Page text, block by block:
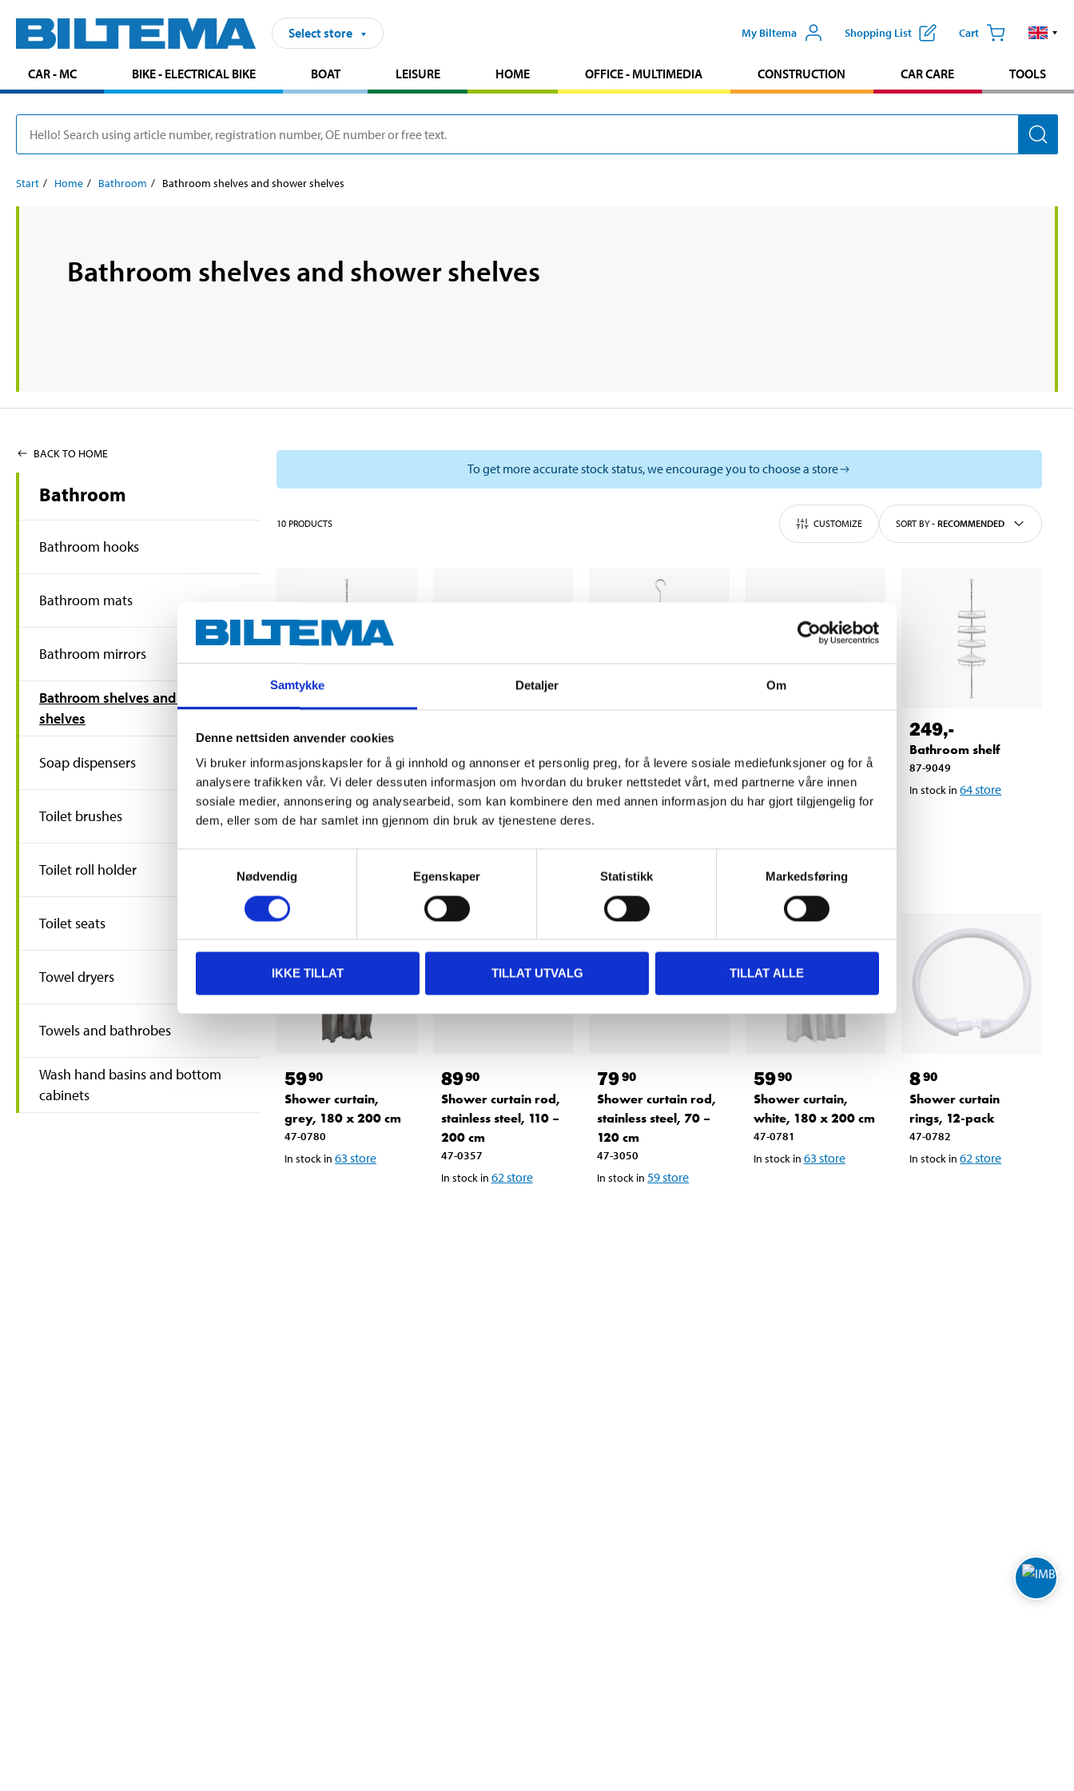
Samtykke Detaljer Om
Denne nettsiden anvender cookies
Vi bruker informasjonskapsler for å gi innhold og annonser et personlig preg, for å levere sosiale mediefunksjoner og for å
analysere trafikken vår. Vi deler dessuten informasjon om hvordan du bruker nettstedet vårt, med partnerne våre innen
sosiale medier, annonsering og analysearbeid, som kan kombinere den med annen informasjon du har gjort tilgjengelig for
dem, eller som de har samlet inn gjennom din bruk av tjenestene deres.
Nødvendig
Egenskaper Statistikk Markedsføring
IKKE TILLAT TILLAT UTVALG TILLAT ALLE
Select store My Biltema Shopping List Cart
CAR - MC BIKE - ELECTRICAL BIKE BOAT LEISURE HOME OFFICE - MULTIMEDIA CONSTRUCTION CAR CARE TOOLS
Start Home Bathroom Bathroom shelves and shower shelves
Bathroom shelves and shower shelves
BACK TO HOME
Bathroom
Bathroom hooks
Bathroom mats
Bathroom mirrors
Bathroom shelves and shower
shelves
Soap dispensers
Toilet brushes
Toilet roll holder
Toilet seats
Towel dryers
Towels and bathrobes
Wash hand basins and bottom
cabinets
To get more accurate stock status, we encourage you to choose a store
10 PRODUCTS CUSTOMIZE SORT BY- RECOMMENDED
47-0359
In stock in
62store
Shower organiser
47-0373
In stock in
store
Shower shelf with
hook
47-0358
Corner shower
organiser
47-0372
63 store
249,-
Bathroom shelf
87-9049
In stock in 64store
5990
Shower curtain,
grey, 180 x 200 cm
47-0780
In stock in 63 store
8990
Shower curtain rod,
stainless steel, 110 –
200 cm
47-0357
In stock in 62store
7990
Shower curtain rod,
stainless steel, 70 –
120 cm
47-3050
In stock in 59store
5990
Shower curtain,
white, 180 x 200 cm
47-0781
In stock in 63 store
890
Shower curtain
rings, 12-pack
47-0782
In stock in 62store